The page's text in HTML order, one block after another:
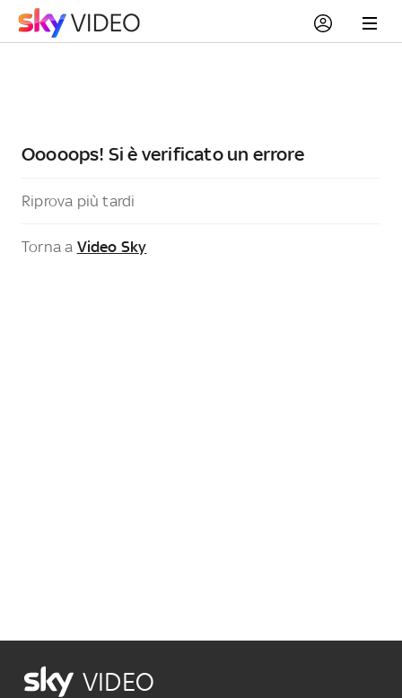
Ooooops! Si è verificato un errore
Riprova più tardi
Torna a Video Sky
VIDEO